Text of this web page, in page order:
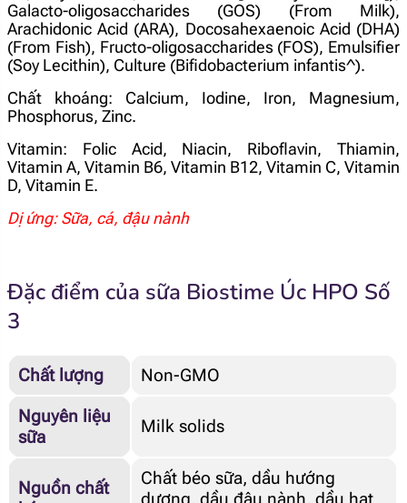
Galacto-oligosaccharides (GOS) (From Milk),
Arachidonic Acid (ARA), Docosahexaenoic Acid (DHA)
(From Fish), Fructo-oligosaccharides (FOS), Emulsifier
(Soy Lecithin), Culture (Bifidobacterium infantis^).
Chất khoáng: Calcium, Iodine, Iron, Magnesium,
Phosphorus, Zinc.
Vitamin: Folic Acid, Niacin, Riboflavin, Thiamin,
Vitamin A, Vitamin B6, Vitamin B12, Vitamin C, Vitamin
D, Vitamin E.
Dị ứng: Sữa, cá, đậu nành
Đặc điểm của sữa Biostime Úc HPO Số
3
Chất lượng
Non-GMO
Nguyên liệu
sữa
Milk solids
Nguồn chất
Chất béo sữa, dầu hướng